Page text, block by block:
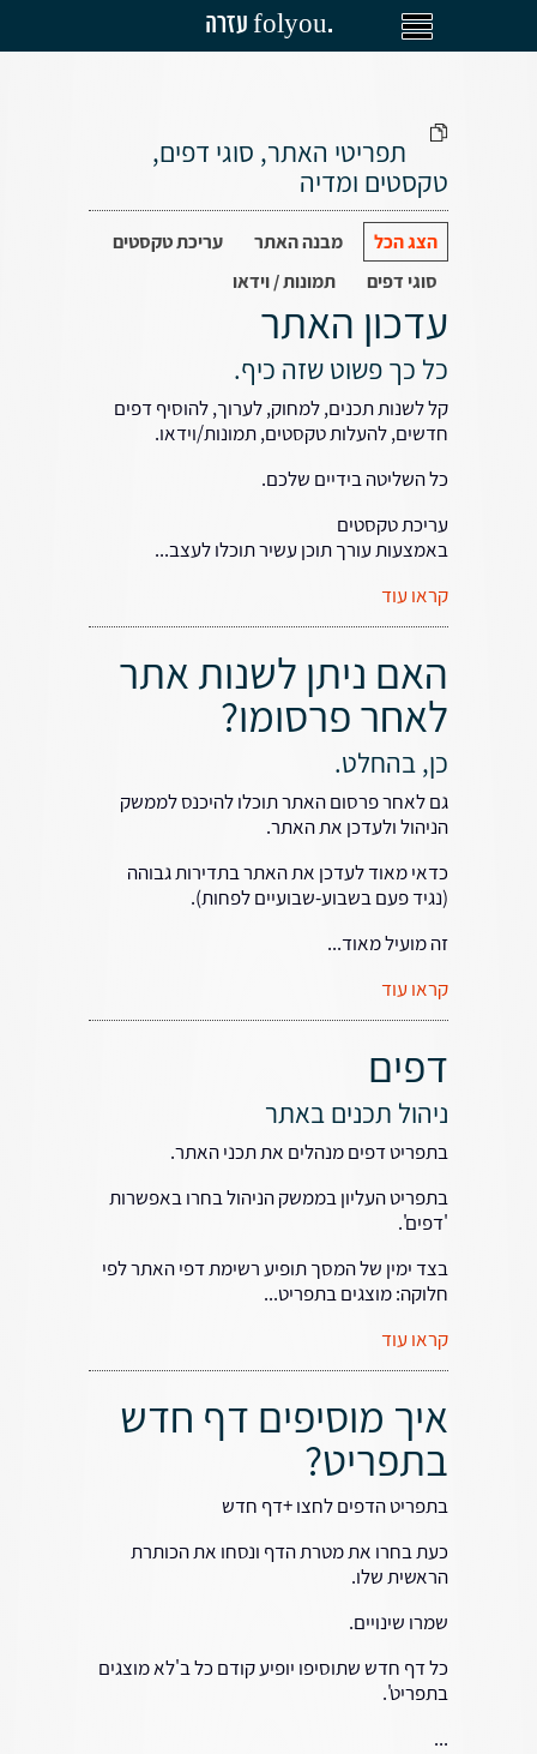
עזרה folyou.
תפריטי האתר, סוגי דפים,
טקסטים ומדיה
הצג הכל מבנה האתר
עריכת טקסטים
סוגי דפים
תמונות / וידאו
עדכון האתר
כל כך פשוט שזה כיף.
קל לשנות תכנים, למחוק, לערוך, להוסיף דפים
חדשים, להעלות טקסטים, תמונות/וידאו.
כל השליטה בידיים שלכם.
עריכת טקסטים
באמצעות עורך תוכן עשיר תוכלו לעצב...
קראו עוד
האם ניתן לשנות אתר
לאחר פרסומו?
כן, בהחלט.
גם לאחר פרסום האתר תוכלו להיכנס לממשק
הניהול ולעדכן את האתר.
כדאי מאוד לעדכן את האתר בתדירות גבוהה
(נגיד פעם בשבוע-שבועיים לפחות).
זה מועיל מאוד...
קראו עוד
דפים
ניהול תכנים באתר
בתפריט דפים מנהלים את תכני האתר.
בתפריט העליון בממשק הניהול בחרו באפשרות
'דפים'.
בצד ימין של המסך תופיע רשימת דפי האתר לפי
חלוקה: מוצגים בתפריט...
קראו עוד
איך מוסיפים דף חדש
בתפריט?
בתפריט הדפים לחצו +דף חדש
כעת בחרו את מטרת הדף ונסחו את הכותרת
הראשית שלו.
שמרו שינויים.
כל דף חדש שתוסיפו יופיע קודם כל ב'לא מוצגים
בתפריט'.
...